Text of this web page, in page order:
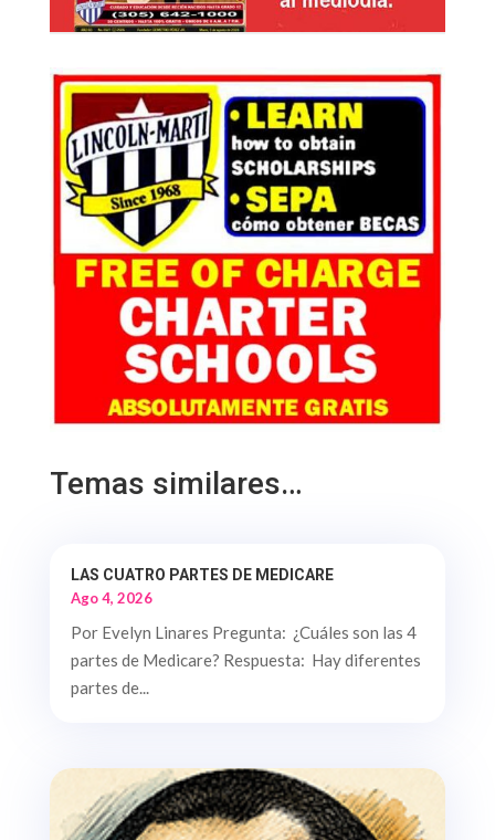
Temas similares…
LAS CUATRO PARTES DE MEDICARE
Ago 4, 2026
Por Evelyn Linares Pregunta: ¿Cuáles son las 4
partes de Medicare? Respuesta: Hay diferentes
partes de...